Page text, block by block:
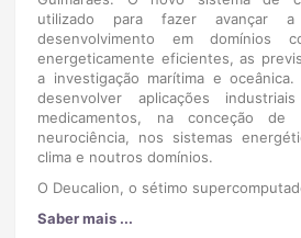
utilizado para fazer avançar
desenvolvimento em domínios
energeticamente eficientes, as
a investigação marítima e
desenvolver aplicações
medicamentos, na conceção de
neurociência, nos sistemas
clima e noutros domínios.
O Deucalion, o sétimo
Saber mais ...